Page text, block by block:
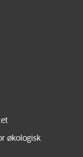
økologisk